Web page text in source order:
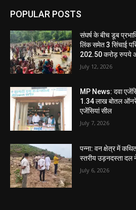
POPULAR POSTS
संघर्ष के बीच डूब
लिंक समेत 3 सिंचाई
202.50 करोड़ रुपये
July 12, 2026
MP News: दवा
1.34 लाख बोतल
एजेंसियां सील
July 7, 2026
पन्ना: वन क्षेत्र में
स्तरीय उड़नदस्ता दल ने
July 6, 2026